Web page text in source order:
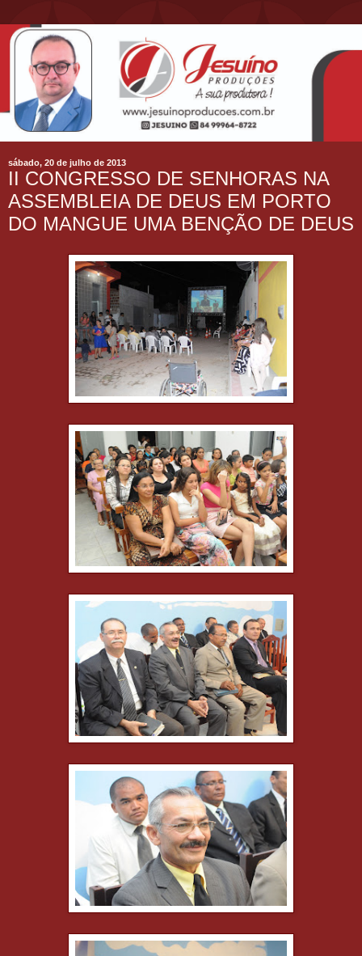
sábado, 20 de julho de 2013
II CONGRESSO DE SENHORAS NA
ASSEMBLEIA DE DEUS EM PORTO
DO MANGUE UMA BENÇÃO DE DEUS